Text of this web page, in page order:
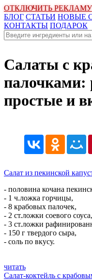
ОТКЛЮЧИТЬ РЕКЛАМУ
БЛОГ СТАТЬИ НОВЫЕ
КОНТАКТЫ ПОДАРОК
Салаты с
палочками:
простые и
Салат из пекинской
- половина кочана
- 1 ч.ложка горчицы,
- 8 крабовых палочек,
- 2 ст.ложки соевого соуса,
- 3 ст.ложки
- 150 г твердого сыра,
- соль по вкусу.
читать
Салат-коктейль с